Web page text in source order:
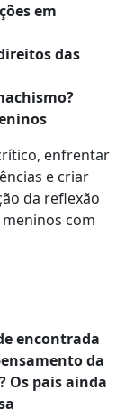
em
das
enfrentar
e criar
da reflexão
com
encontrada
da
Os pais ainda